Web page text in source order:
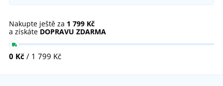
Nakupte ještě za 1 799 Kč
a získáte DOPRAVU ZDARMA
0 Kč / 1 799 Kč